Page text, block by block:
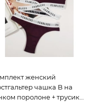
женский
чашка B на
поролоне + трусики